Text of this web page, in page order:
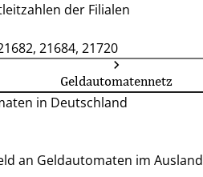
der Filialen
21684, 21720
Geldautomatennetz
in Deutschland
an Geldautomaten im